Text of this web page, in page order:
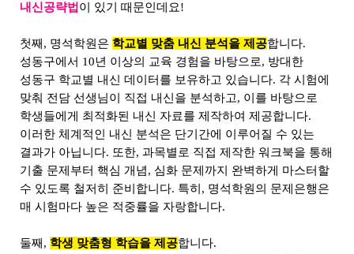
내신공략법 이 있기 때문인데요!
첫째, 명석학원은 학교별 맞춤 내신 분석을 제공합니다.
성동구에서 10년 이상의 교육 경험을 바탕으로, 방대한
성동구 학교별 내신 데이터를 보유​하고 있습니다. 각 시험에
맞춰 전담 선생님이 직접 내신을 분석하고, 이를 바탕으로
학생들에게 최적화된 내신 자료를 제작하여 제공합니다.
이러한 체계적인 내신 분석은 단기간에 이루어질 수 있는
결과가 아닙니다. 또한, 과목별로 직접 제작한 워크북을 통해
기출 문제부터 핵심 개념, 심화 문제까지 완벽하게 마스터할
수 있도록 철저히 준비합니다. 특히, 명석학원의 문제은행은
매 시험마다 높은 적중률을 자랑합니다.
둘째, 학생 맞춤형 학습을 제공합니다.